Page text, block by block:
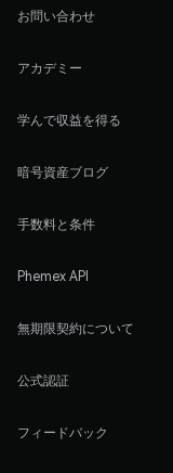
お問い合わせ
アカデミー
学んで収益を得る
暗号資産ブログ
手数料と条件
Phemex API
無期限契約について
公式認証
フィードバック